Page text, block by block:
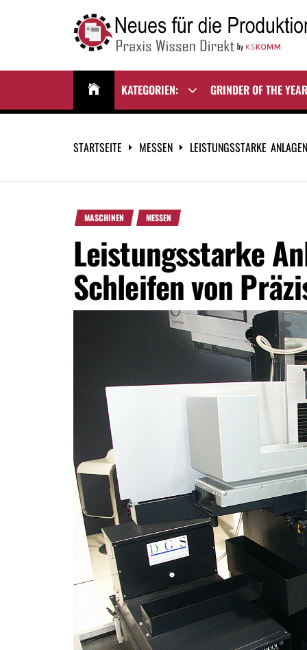
NEUES FÜR DIE
PRODUKTION
KATEGORIEN:
Show
menu
GRINDER OF THE YEAR
STARTSEITE MESSEN LEISTUNGSSTARKE
MASCHINEN MESSEN
Leistungsstarke
Schleifen von